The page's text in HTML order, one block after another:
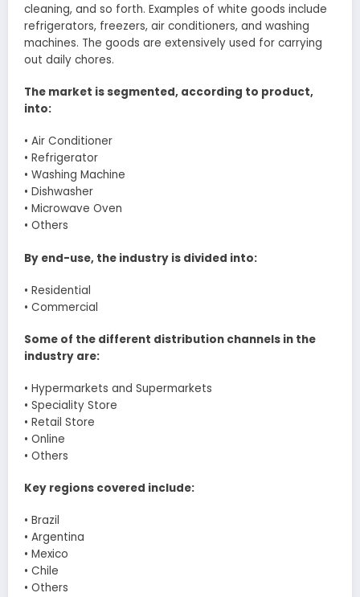
cleaning, and so forth. Examples of white goods include
refrigerators, freezers, air conditioners, and washing
machines. The goods are extensively used for carrying
out daily chores.
The market is segmented, according to product,
into:
• Air Conditioner
• Refrigerator
• Washing Machine
• Dishwasher
• Microwave Oven
• Others
By end-use, the industry is divided into:
• Residential
• Commercial
Some of the different distribution channels in the
industry are:
• Hypermarkets and Supermarkets
• Speciality Store
• Retail Store
• Online
• Others
Key regions covered include:
• Brazil
• Argentina
• Mexico
• Chile
• Others